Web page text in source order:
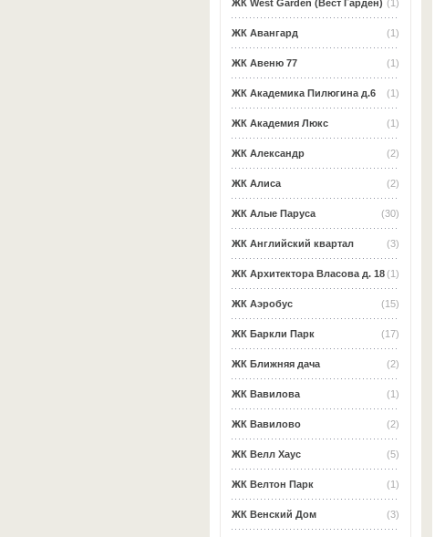
(1)
ЖК West Garden (Вест Гарден)
(1)
ЖК Авангард
(1)
ЖК Авеню 77
(1)
ЖК Академика Пилюгина д.6
(1)
ЖК Академия Люкс
(2)
ЖК Александр
(2)
ЖК Алиса
(30)
ЖК Алые Паруса
(3)
ЖК Английский квартал
(1)
ЖК Архитектора Власова д. 18
(15)
ЖК Аэробус
(17)
ЖК Баркли Парк
(2)
ЖК Ближняя дача
(1)
ЖК Вавилова
(2)
ЖК Вавилово
(5)
ЖК Велл Хаус
(1)
ЖК Велтон Парк
(3)
ЖК Венский Дом